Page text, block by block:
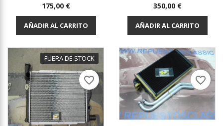
Precio
175,00 €
AÑADIR AL CARRITO
Precio
350,00 €
AÑADIR AL CARRITO
FUERA DE STOCK
favorite_border favorite_border